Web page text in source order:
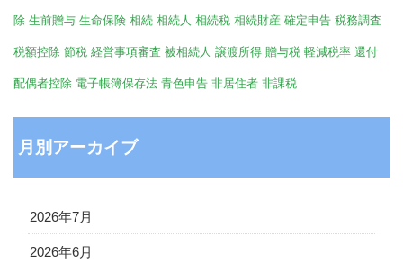
除 生前贈与 生命保険 相続 相続人 相続税 相続財産 確定申告 税務調査
税額控除 節税 経営事項審査 被相続人 譲渡所得 贈与税 軽減税率 還付
配偶者控除 電子帳簿保存法 青色申告 非居住者 非課税
月別アーカイブ
2026年7月
2026年6月